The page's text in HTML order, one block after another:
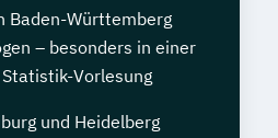
Baden-Württemberg
– besonders in einer
Vorlesung
und Heidelberg